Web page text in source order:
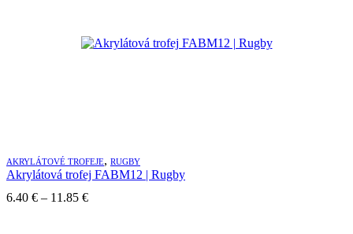
AKRYLÁTOVÉ TROFEJE, RUGBY
Akrylátová trofej FABM12 | Rugby
6.40 € – 11.85 €Price